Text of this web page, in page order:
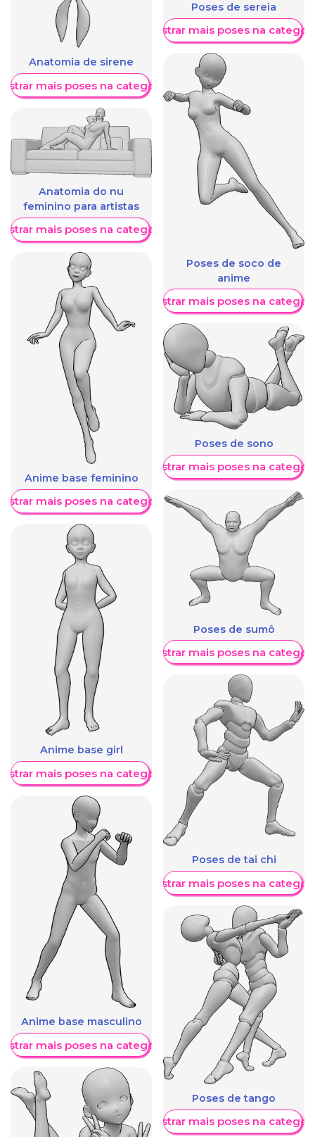
Anatomia de sirene
mais poses na categoria
Anatomia do nu
feminino para artistas
mais poses na categoria
Anime base feminino
mais poses na categoria
Anime base girl
mais poses na categoria
Anime base masculino
mais poses na categoria
Poses de sereia
Mostrar mais poses na
Poses de soco de
anime
Mostrar mais poses na
Poses de sono
Mostrar mais poses na
Poses de sumô
Mostrar mais poses na
Poses de tai chi
Mostrar mais poses na
Poses de tango
Mostrar mais poses na